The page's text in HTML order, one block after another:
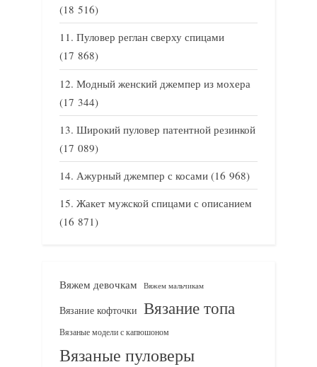
(18 516)
Пуловер реглан сверху спицами
(17 868)
Модный женский джемпер из мохера
(17 344)
Широкий пуловер патентной резинкой
(17 089)
Ажурный джемпер с косами (16 968)
Жакет мужской спицами с описанием
(16 871)
Вяжем девочкам Вяжем мальчикам
Вязание кофточки Вязание топа
Вязаные модели с капюшоном
Вязаные пуловеры